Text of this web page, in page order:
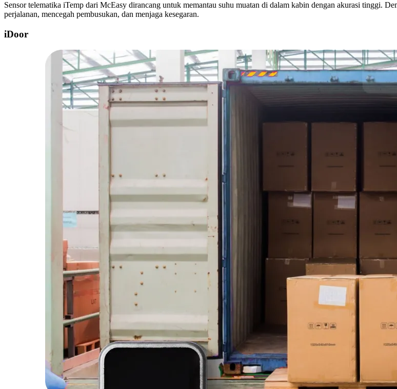
Sensor telematika iTemp dari McEasy dirancang untuk memantau suhu muatan di dalam kabin dengan akurasi tinggi.
perjalanan, mencegah pembusukan, dan menjaga kesegaran.
iDoor